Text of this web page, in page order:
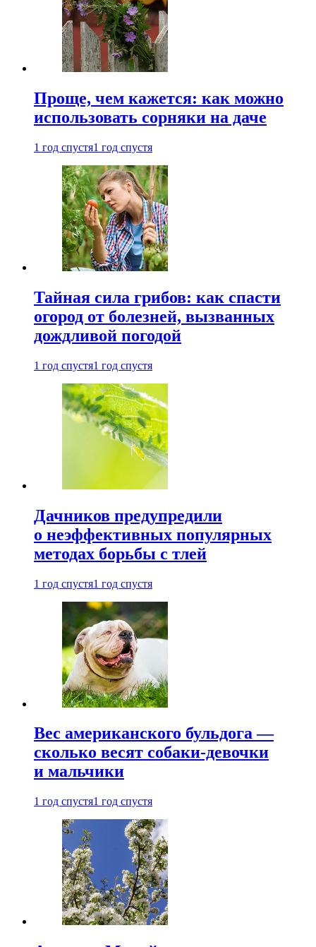
Проще, чем кажется: как можно
использовать сорняки на даче
1 год спустя1 год спустя
Тайная сила грибов: как спасти
огород от болезней, вызванных
дождливой погодой
1 год спустя1 год спустя
Дачников предупредили
о неэффективных популярных
методах борьбы с тлей
1 год спустя1 год спустя
Вес американского бульдога —
сколько весят собаки-девочки
и мальчики
1 год спустя1 год спустя